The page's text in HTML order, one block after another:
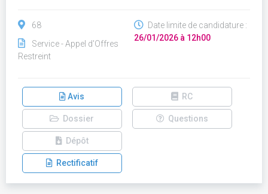
68
Service - Appel d'Offres
Restreint
Date limite de candidature :
26/01/2026 à 12h00
Avis RC
Dossier Questions
Dépôt
Rectificatif